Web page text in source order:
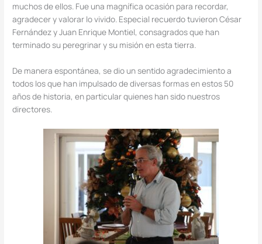
muchos de ellos. Fue una magnífica ocasión para recordar,
agradecer y valorar lo vivido. Especial recuerdo tuvieron César
Fernández y Juan Enrique Montiel, consagrados que han
terminado su peregrinar y su misión en esta tierra.
De manera espontánea, se dio un sentido agradecimiento a
todos los que han impulsado de diversas formas en estos 50
años de historia, en particular quienes han sido nuestros
directores.